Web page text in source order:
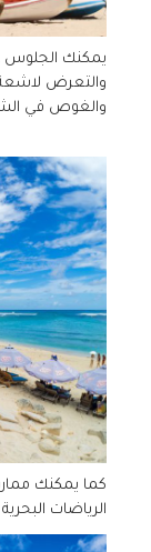
يمكنك الجلوس
والتعرض
والغوص في
كما يمكنك
الرياضات